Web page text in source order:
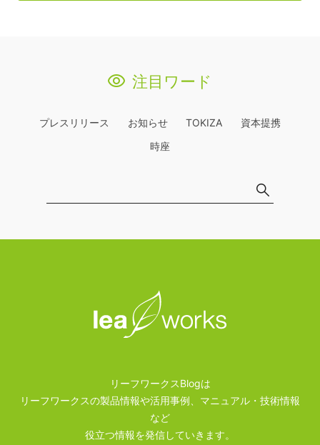
注目ワード
プレスリリース お知らせ TOKIZA
資本提携
時座
リーフワークスBlogは
リーフワークスの製品情報や活用事例、マニュアル・技術情報
など
役立つ情報を発信していきます。